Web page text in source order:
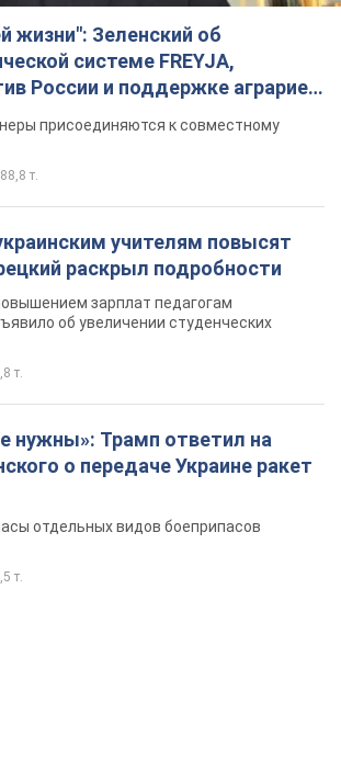
жизни": Зеленский об
системе FREYJA,
России и поддержке аграриев.
присоединяются к совместному
88,8 т.
учителям повысят
раскрыл подробности
зарплат педагогам
об увеличении студенческих
т.
нужны»: Трамп ответил на
о передаче Украине ракет
отдельных видов боеприпасов
т.